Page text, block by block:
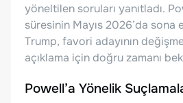
yöneltilen soruları yanıtladı.
süresinin Mayıs 2026’da sona
Trump, favori adayının
açıklama için doğru zamanı
Powell’a Yönelik